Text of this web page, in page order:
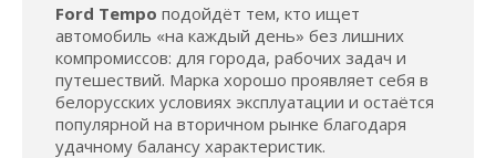
Ford Tempo подойдёт тем, кто ищет
автомобиль «на каждый день» без лишних
компромиссов: для города, рабочих задач и
путешествий. Марка хорошо проявляет себя в
белорусских условиях эксплуатации и остаётся
популярной на вторичном рынке благодаря
удачному балансу характеристик.